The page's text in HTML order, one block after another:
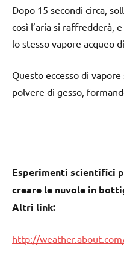
Dopo 15 secondi circa,
così l’aria si raffredderà,
lo stesso vapore acqueo
Questo eccesso di
polvere di gesso,
Esperimenti scientifici
creare le nuvole in
Altri link:
http://